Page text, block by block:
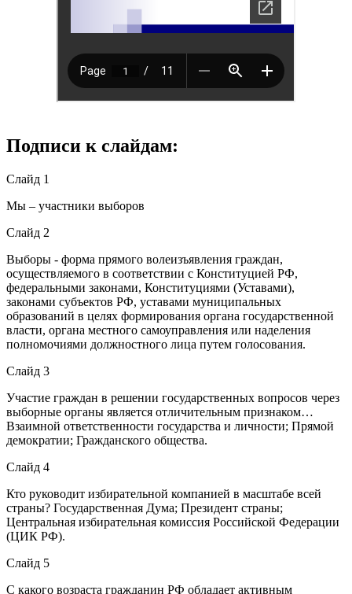
Подписи к слайдам:
Слайд 1
Мы – участники выборов
Слайд 2
Выборы - форма прямого волеизъявления граждан,
осуществляемого в соответствии с Конституцией РФ,
федеральными законами, Конституциями (Уставами),
законами субъектов РФ, уставами муниципальных
образований в целях формирования органа государственной
власти, органа местного самоуправления или наделения
полномочиями должностного лица путем голосования.
Слайд 3
Участие граждан в решении государственных вопросов через
выборные органы является отличительным признаком…
Взаимной ответственности государства и личности; Прямой
демократии; Гражданского общества.
Слайд 4
Кто руководит избирательной компанией в масштабе всей
страны? Государственная Дума; Президент страны;
Центральная избирательная комиссия Российской Федерации
(ЦИК РФ).
Слайд 5
С какого возраста гражданин РФ обладает активным